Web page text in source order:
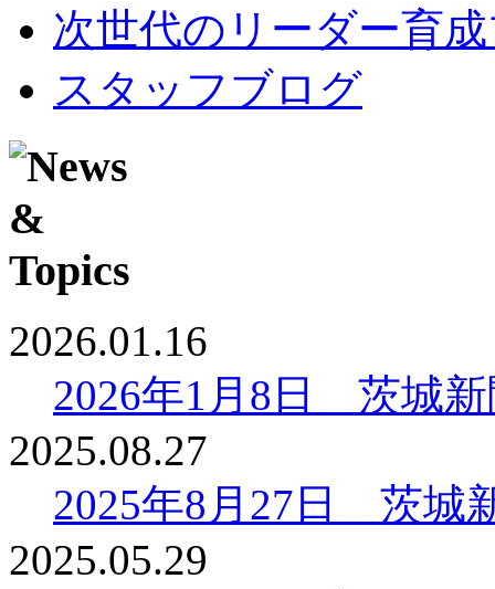
次世代のリーダー育
スタッフブログ
2026.01.16
2026年1月8日 茨城
2025.08.27
2025年8月27日 茨城
2025.05.29